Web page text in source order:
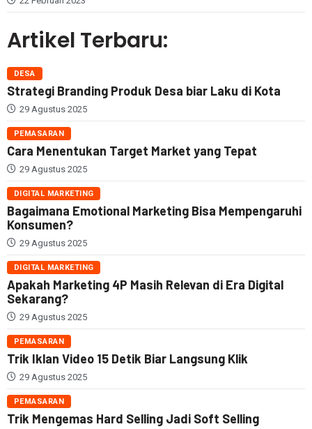
Artikel Terbaru:
DESA
Strategi Branding Produk Desa biar Laku di Kota
29 Agustus 2025
PEMASARAN
Cara Menentukan Target Market yang Tepat
29 Agustus 2025
DIGITAL MARKETING
Bagaimana Emotional Marketing Bisa Mempengaruhi
Konsumen?
29 Agustus 2025
DIGITAL MARKETING
Apakah Marketing 4P Masih Relevan di Era Digital
Sekarang?
29 Agustus 2025
PEMASARAN
Trik Iklan Video 15 Detik Biar Langsung Klik
29 Agustus 2025
PEMASARAN
Trik Mengemas Hard Selling Jadi Soft Selling